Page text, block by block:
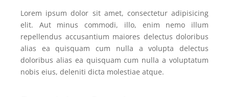
Lorem ipsum dolor sit amet, consectetur adipisicing
elit. Aut minus commodi, illo, enim nemo illum
repellendus accusantium maiores delectus doloribus
alias ea quisquam cum nulla a volupta delectus
doloribus alias ea quisquam cum nulla a voluptatum
nobis eius, deleniti dicta molestiae atque.